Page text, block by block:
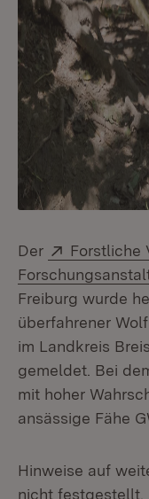
Der Extern:
Forstliche
Freiburg wurde
überfahrener
im Landkreis
gemeldet. Bei
mit hoher
ansässige Fähe
Hinweise auf
nicht festgestellt.